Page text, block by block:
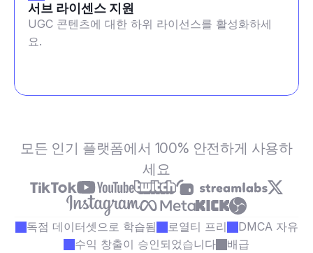
서브 라이센스 지원
UGC 콘텐츠에 대한 하위 라이선스를 활성화하세
요.
모든 인기 플랫폼에서 100% 안전하게 사용하
세요
독점 데이터셋으로 학습됨 로열티 프리
DMCA 자유
수익 창출이 승인되었습니다
배급